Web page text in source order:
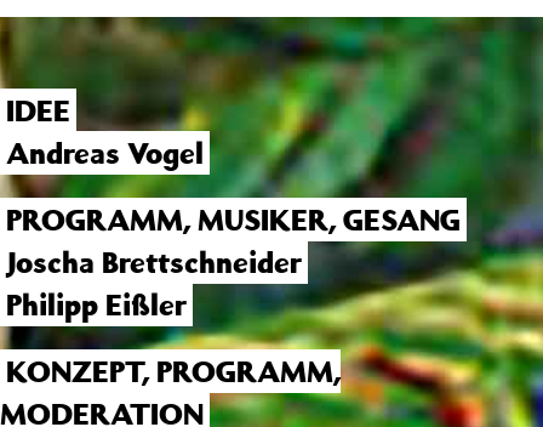
IDEE
Andreas Vogel
PROGRAMM, MUSIKER, GESANG
Joscha Brettschneider
Philipp Eißler
KONZEPT, PROGRAMM,
MODERATION